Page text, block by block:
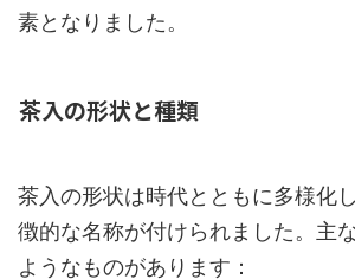
素となりました。
茶入の形状と種類
茶入の形状は時代とともに多様化
徴的な名称が付けられました。主
ようなものがあります：